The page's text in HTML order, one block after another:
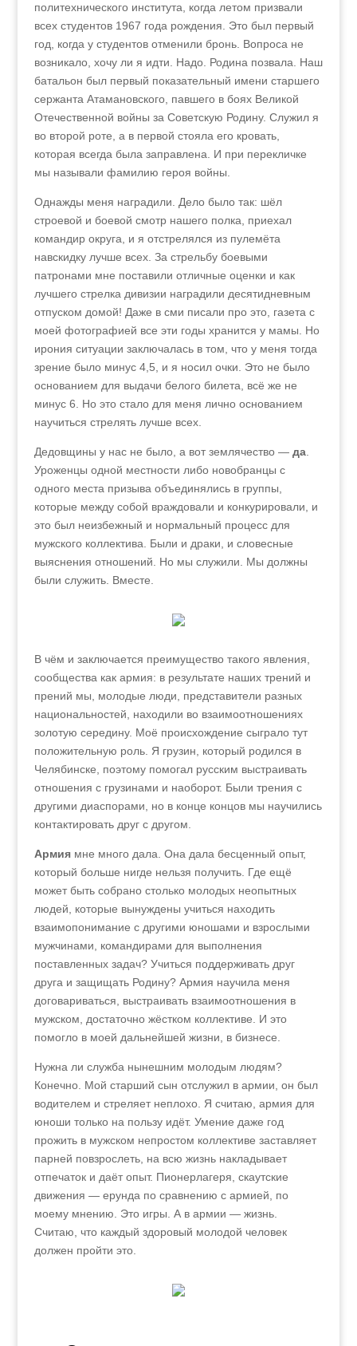
политехнического института, когда летом призвали
всех студентов 1967 года рождения. Это был первый
год, когда у студентов отменили бронь. Вопроса не
возникало, хочу ли я идти. Надо. Родина позвала. Наш
батальон был первый показательный имени старшего
сержанта Атамановского, павшего в боях Великой
Отечественной войны за Советскую Родину. Служил я
во второй роте, а в первой стояла его кровать,
которая всегда была заправлена. И при перекличке
мы называли фамилию героя войны.
Однажды меня наградили. Дело было так: шёл
строевой и боевой смотр нашего полка, приехал
командир округа, и я отстрелялся из пулемёта
навскидку лучше всех. За стрельбу боевыми
патронами мне поставили отличные оценки и как
лучшего стрелка дивизии наградили десятидневным
отпуском домой! Даже в сми писали про это, газета с
моей фотографией все эти годы хранится у мамы. Но
ирония ситуации заключалась в том, что у меня тогда
зрение было минус 4,5, и я носил очки. Это не было
основанием для выдачи белого билета, всё же не
минус 6. Но это стало для меня лично основанием
научиться стрелять лучше всех.
Дедовщины у нас не было, а вот землячество — да.
Уроженцы одной местности либо новобранцы с
одного места призыва объединялись в группы,
которые между собой враждовали и конкурировали, и
это был неизбежный и нормальный процесс для
мужского коллектива. Были и драки, и словесные
выяснения отношений. Но мы служили. Мы должны
были служить. Вместе.
В чём и заключается преимущество такого явления,
сообщества как армия: в результате наших трений и
прений мы, молодые люди, представители разных
национальностей, находили во взаимоотношениях
золотую середину. Моё происхождение сыграло тут
положительную роль. Я грузин, который родился в
Челябинске, поэтому помогал русским выстраивать
отношения с грузинами и наоборот. Были трения с
другими диаспорами, но в конце концов мы научились
контактировать друг с другом.
Армиямне много дала. Она дала бесценный опыт,
который больше нигде нельзя получить. Где ещё
может быть собрано столько молодых неопытных
людей, которые вынуждены учиться находить
взаимопонимание с другими юношами и взрослыми
мужчинами, командирами для выполнения
поставленных задач? Учиться поддерживать друг
друга и защищать Родину? Армия научила меня
договариваться, выстраивать взаимоотношения в
мужском, достаточно жёстком коллективе. И это
помогло в моей дальнейшей жизни, в бизнесе.
Нужна ли служба нынешним молодым людям?
Конечно. Мой старший сын отслужил в армии, он был
водителем и стреляет неплохо. Я считаю, армия для
юноши только на пользу идёт. Умение даже год
прожить в мужском непростом коллективе заставляет
парней повзрослеть, на всю жизнь накладывает
отпечаток и даёт опыт. Пионерлагеря, скаутские
движения — ерунда по сравнению с армией, по
моему мнению. Это игры. А в армии — жизнь.
Считаю, что каждый здоровый молодой человек
должен пройти это.